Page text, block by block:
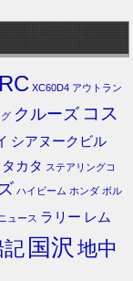
XC60D4 アウトラン
クルーズ コス
シアヌークビル
カタ ステアリングコ
ハイビーム ホンダ ボル
ュース ラリー レム
記 国沢 地中